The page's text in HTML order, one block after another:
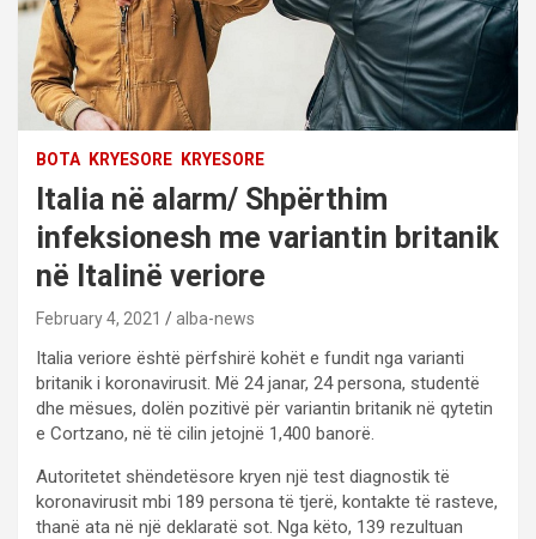
BOTA KRYESORE KRYESORE
Italia në alarm/ Shpërthim
infeksionesh me variantin britanik
në Italinë veriore
February 4, 2021 alba-news
Italia veriore është përfshirë kohët e fundit nga varianti
britanik i koronavirusit. Më 24 janar, 24 persona, studentë
dhe mësues, dolën pozitivë për variantin britanik në qytetin
e Cortzano, në të cilin jetojnë 1,400 banorë.
Autoritetet shëndetësore kryen një test diagnostik të
koronavirusit mbi 189 persona të tjerë, kontakte të rasteve,
thanë ata në një deklaratë sot. Nga këto, 139 rezultuan